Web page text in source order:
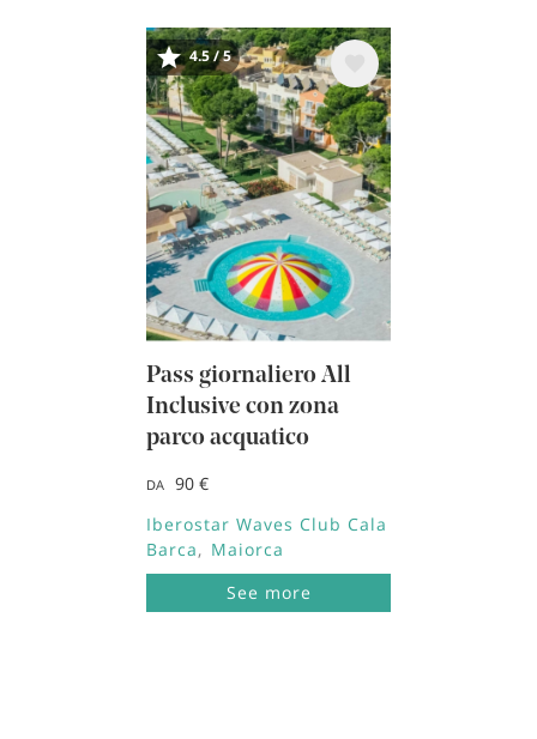
Immagine
4.5 / 5
Pass giornaliero All
Inclusive con zona
parco acquatico
DA
90 €
Iberostar Waves Club Cala
Barca
Maiorca
See more